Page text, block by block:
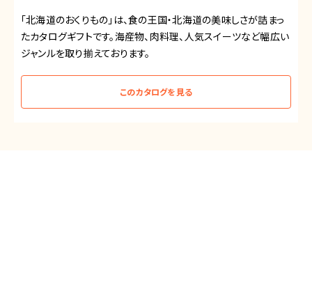
「北海道のおくりもの」は、食の王国・北海道の美味しさが詰まっ
たカタログギフトです。海産物、肉料理、人気スイーツなど幅広い
ジャンルを取り揃えております。
このカタログを見る